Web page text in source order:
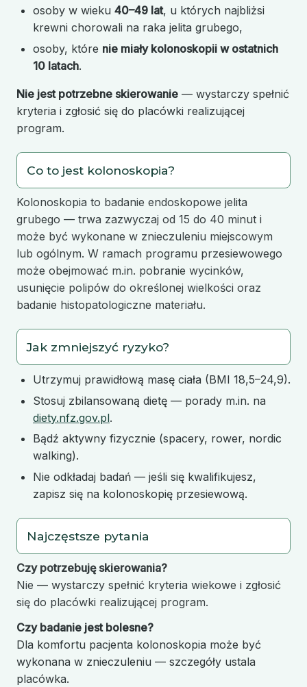
osoby w wieku 40–49 lat, u których najbliżsi
krewni chorowali na raka jelita grubego,
osoby, które nie miały kolonoskopii w ostatnich
10 latach.
Nie jest potrzebne skierowanie — wystarczy spełnić
kryteria i zgłosić się do placówki realizującej
program.
Co to jest kolonoskopia?
Kolonoskopia to badanie endoskopowe jelita
grubego — trwa zazwyczaj od 15 do 40 minut i
może być wykonane w znieczuleniu miejscowym
lub ogólnym. W ramach programu przesiewowego
może obejmować m.in. pobranie wycinków,
usunięcie polipów do określonej wielkości oraz
badanie histopatologiczne materiału.
Jak zmniejszyć ryzyko?
Utrzymuj prawidłową masę ciała (BMI 18,5–24,9).
Stosuj zbilansowaną dietę — porady m.in. na
diety.nfz.gov.pl.
Bądź aktywny fizycznie (spacery, rower, nordic
walking).
Nie odkładaj badań — jeśli się kwalifikujesz,
zapisz się na kolonoskopię przesiewową.
Najczęstsze pytania
Czy potrzebuję skierowania?
Nie — wystarczy spełnić kryteria wiekowe i zgłosić
się do placówki realizującej program.
Czy badanie jest bolesne?
Dla komfortu pacjenta kolonoskopia może być
wykonana w znieczuleniu — szczegóły ustala
placówka.